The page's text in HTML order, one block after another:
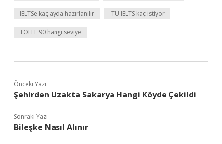
IELTSe kaç ayda hazırlanılır İTÜ IELTS kaç istiyor
TOEFL 90 hangi seviye
Önceki Yazı
Şehirden Uzakta Sakarya Hangi Köyde Çekildi
Sonraki Yazı
Bileşke Nasıl Alınır